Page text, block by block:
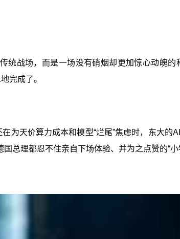
统战场，而是一场没有硝烟却更加惊心动魄
完成了。
为天价算力成本和模型“烂尾”焦虑时，东大的
总理都忍不住亲自下场体验、并为之点赞的“小